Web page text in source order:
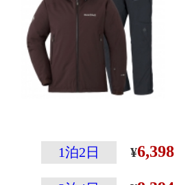
1泊2日 6,398